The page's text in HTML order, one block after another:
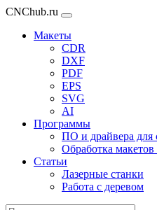
CNChub.ru
Макеты
CDR
DXF
PDF
EPS
SVG
AI
Программы
ПО и драйвера для
Обработка
Статьи
Лазерные станки
Работа с деревом